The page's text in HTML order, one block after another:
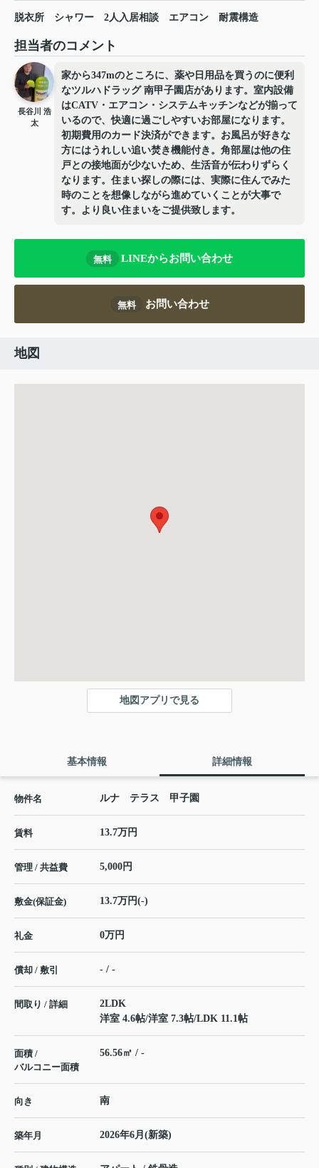
脱衣所 シャワー 2人入居相談 エアコン 耐震構造
担当者のコメント
長谷川 浩
太
家から347mのところに、薬や日用品を買うのに便利
なツルハドラッグ 南甲子園店があります。室内設備
はCATV・エアコン・システムキッチンなどが揃って
いるので、快適に過ごしやすいお部屋になります。
初期費用のカード決済ができます。お風呂が好きな
方にはうれしい追い焚き機能付き。角部屋は他の住
戸との接地面が少ないため、生活音が伝わりずらく
なります。住まい探しの際には、実際に住んでみた
時のことを想像しながら進めていくことが大事で
す。より良い住まいをご提供致します。
無料 LINEからお問い合わせ
無料 お問い合わせ
地図
地図アプリで見る
基本情報 詳細情報
物件名 ルナ テラス 甲子園
賃料 13.7万円
管理 / 共益費 5,000円
敷金(保証金) 13.7万円(-)
礼金 0万円
償却 / 敷引 - / -
間取り / 詳細
2LDK
洋室 4.6帖/洋室 7.3帖/LDK 11.1帖
面積 /
バルコニー面積
56.56㎡ / -
向き 南
築年月 2026年6月(新築)